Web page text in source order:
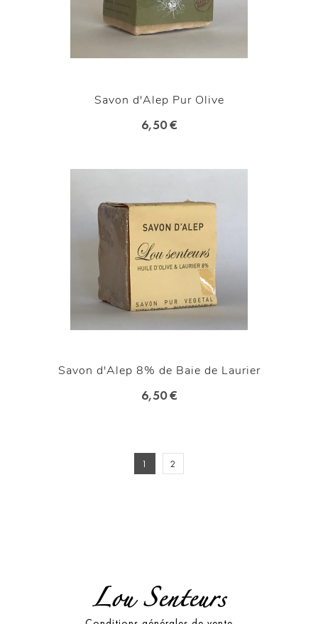
Savon d'Alep Pur Olive
6,50 €
Savon d'Alep 8% de Baie de Laurier
6,50 €
1 2
Lou Senteurs